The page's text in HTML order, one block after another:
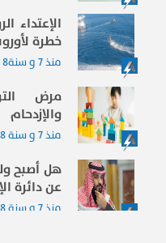
الإعتداء
خطرة
منذ 7 و سنة8 أشهر و 9 أيام
مرض
والإزدحام
منذ 7 و سنة 8 أشهر و 15 يوم
هل أصبح
عن دائرة
منذ 7 و سنة 8 أشهر و 15 يوم